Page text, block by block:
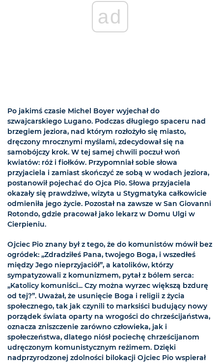
ad
Po jakimś czasie Michel Boyer wyjechał do
szwajcarskiego Lugano. Podczas długiego spaceru nad
brzegiem jeziora, nad którym rozłożyło się miasto,
dręczony mrocznymi myślami, zdecydował się na
samobójczy krok. W tej samej chwili poczuł woń
kwiatów: róż i fiołków. Przypomniał sobie słowa
przyjaciela i zamiast skończyć ze sobą w wodach jeziora,
postanowił pojechać do Ojca Pio. Słowa przyjaciela
okazały się prawdziwe, wizyta u Stygmatyka całkowicie
odmieniła jego życie. Pozostał na zawsze w San Giovanni
Rotondo, gdzie pracował jako lekarz w Domu Ulgi w
Cierpieniu.
Ojciec Pio znany był z tego, że do komunistów mówił bez
ogródek: „Zdradziłeś Pana, twojego Boga, i wszedłeś
między Jego nieprzyjaciół”, a katolików, którzy
sympatyzowali z komunizmem, pytał z bólem serca:
„Katolicy komuniści... Czy można wyrzec większą bzdurę
od tej?”. Uważał, że usunięcie Boga i religii z życia
społecznego, tak jak czynili to marksiści budujący nowy
porządek świata oparty na wrogości do chrześcijaństwa,
oznacza zniszczenie zarówno człowieka, jak i
społeczeństwa, dlatego niósł pociechę chrześcijanom
udręczonym komunistycznym reżimem. Dzięki
nadprzyrodzonej zdolności bilokacji Ojciec Pio wspierał